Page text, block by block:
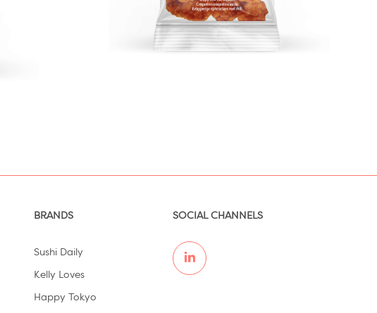
BRANDS
Sushi Daily
Kelly Loves
Happy Tokyo
SOCIAL CHANNELS